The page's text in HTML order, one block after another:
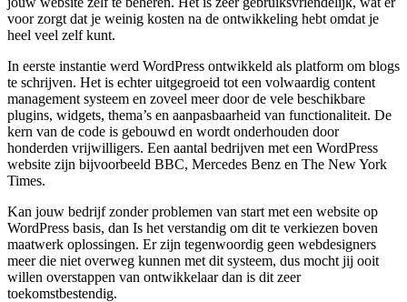
voor zorgt dat je weinig kosten na de ontwikkeling hebt omdat je
heel veel zelf kunt.
In eerste instantie werd WordPress ontwikkeld als platform om blogs
te schrijven. Het is echter uitgegroeid tot een volwaardig content
management systeem en zoveel meer door de vele beschikbare
plugins, widgets, thema’s en aanpasbaarheid van functionaliteit. De
kern van de code is gebouwd en wordt onderhouden door
honderden vrijwilligers. Een aantal bedrijven met een WordPress
website zijn bijvoorbeeld BBC, Mercedes Benz en The New York
Times.
Kan jouw bedrijf zonder problemen van start met een website op
WordPress basis, dan Is het verstandig om dit te verkiezen boven
maatwerk oplossingen. Er zijn tegenwoordig geen webdesigners
meer die niet overweg kunnen met dit systeem, dus mocht jij ooit
willen overstappen van ontwikkelaar dan is dit zeer
toekomstbestendig.